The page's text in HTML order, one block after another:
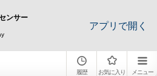
ンサー
アプリで開く
履歴 お気に入り メニュー